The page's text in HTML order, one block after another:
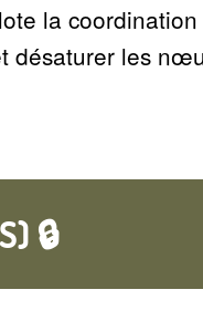
la
désaturer les
🔒